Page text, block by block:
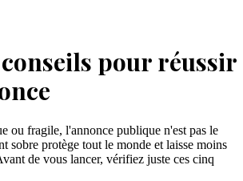
pour réussir
ou fragile, l'annonce publique n'est pas le
sobre protège tout le monde et laisse moins
de vous lancer, vérifiez juste ces cinq